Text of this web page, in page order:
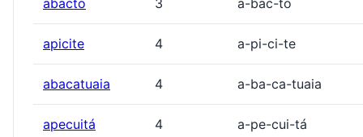
abacto 3 a-bac-to
apicite 4 a-pi-ci-te
abacatuaia 4 a-ba-ca-tuaia
apecuitá 4 a-pe-cui-tá